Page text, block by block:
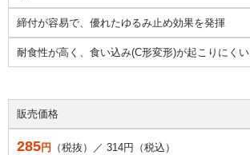
締付が容易で、優れたゆるみ止め効果を発揮
耐食性が高く、食い込み(C形変形)が起こりにくい
販売価格
285円 （税抜）／ 314円（税込）